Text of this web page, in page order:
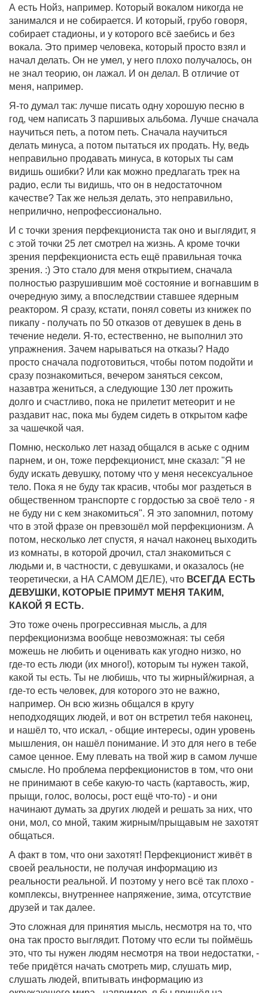
А есть Нойз, например. Который вокалом никогда не
занимался и не собирается. И который, грубо говоря,
собирает стадионы, и у которого всё заебись и без
вокала. Это пример человека, который просто взял и
начал делать. Он не умел, у него плохо получалось, он
не знал теорию, он лажал. И он делал. В отличие от
меня, например.
Я-то думал так: лучше писать одну хорошую песню в
год, чем написать 3 паршивых альбома. Лучше сначала
научиться петь, а потом петь. Сначала научиться
делать минуса, а потом пытаться их продать. Ну, ведь
неправильно продавать минуса, в которых ты сам
видишь ошибки? Или как можно предлагать трек на
радио, если ты видишь, что он в недостаточном
качестве? Так же нельзя делать, это неправильно,
неприлично, непрофессионально.
И с точки зрения перфекциониста так оно и выглядит, я
с этой точки 25 лет смотрел на жизнь. А кроме точки
зрения перфекциониста есть ещё правильная точка
зрения. :) Это стало для меня открытием, сначала
полностью разрушившим моё состояние и вогнавшим в
очередную зиму, а впоследствии ставшее ядерным
реактором. Я сразу, кстати, понял советы из книжек по
пикапу - получать по 50 отказов от девушек в день в
течение недели. Я-то, естественно, не выполнил это
упражнения. Зачем нарываться на отказы? Надо
просто сначала подготовиться, чтобы потом подойти и
сразу познакомиться, вечером заняться сексом,
назавтра жениться, а следующие 130 лет прожить
долго и счастливо, пока не прилетит метеорит и не
раздавит нас, пока мы будем сидеть в открытом кафе
за чашечкой чая.
Помню, несколько лет назад общался в аське с одним
парнем, и он, тоже перфекционист, мне сказал: "Я не
буду искать девушку, потому что у меня несексуальное
тело. Пока я не буду так красив, чтобы мог раздеться в
общественном транспорте с гордостью за своё тело - я
не буду ни с кем знакомиться". Я это запомнил, потому
что в этой фразе он превзошёл мой перфекционизм. А
потом, несколько лет спустя, я начал наконец выходить
из комнаты, в которой дрочил, стал знакомиться с
людьми и, в частности, с девушками, и оказалось (не
теоретически, а НА САМОМ ДЕЛЕ), что ВСЕГДА ЕСТЬ
ДЕВУШКИ, КОТОРЫЕ ПРИМУТ МЕНЯ ТАКИМ,
КАКОЙ Я ЕСТЬ.
Это тоже очень прогрессивная мысль, а для
перфекционизма вообще невозможная: ты себя
можешь не любить и оценивать как угодно низко, но
где-то есть люди (их много!), которым ты нужен такой,
какой ты есть. Ты не любишь, что ты жирный/жирная, а
где-то есть человек, для которого это не важно,
например. Он всю жизнь общался в кругу
неподходящих людей, и вот он встретил тебя наконец,
и нашёл то, что искал, - общие интересы, один уровень
мышления, он нашёл понимание. И это для него в тебе
самое ценное. Ему плевать на твой жир в самом лучше
смысле. Но проблема перфекционистов в том, что они
не принимают в себе какую-то часть (картавость, жир,
прыщи, голос, волосы, рост ещё что-то) - и они
начинают думать за других людей и решать за них, что
они, мол, со мной, таким жирным/прыщавым не захотят
общаться.
А факт в том, что они захотят! Перфекционист живёт в
своей реальности, не получая информацию из
реальности реальной. И поэтому у него всё так плохо -
комплексы, внутреннее напряжение, зима, отсутствие
друзей и так далее.
Это сложная для принятия мысль, несмотря на то, что
она так просто выглядит. Потому что если ты поймёшь
это, что ты нужен людям несмотря на твои недостатки, -
тебе придётся начать смотреть мир, слушать мир,
слушать людей, впитывать информацию из